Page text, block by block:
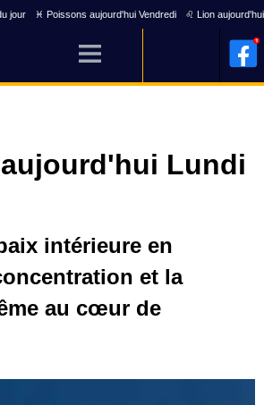
jour ♓ Poissons aujourd'hui Vendredi ♌ Lion
aujourd'hui Lundi
intérieure en
et la
au cœur de